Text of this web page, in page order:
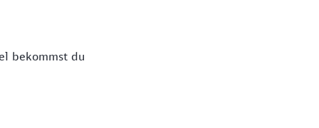
bekommst du